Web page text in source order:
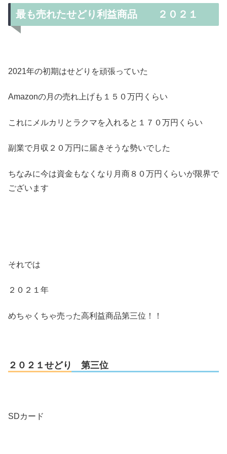
最も売れたせどり利益商品 ２０２１
2021年の初期はせどりを頑張っていた
Amazonの月の売れ上げも１５０万円くらい
これにメルカリとラクマを入れると１７０万円くらい
副業で月収２０万円に届きそうな勢いでした
ちなみに今は資金もなくなり月商８０万円くらいが限界で
ございます
それでは
２０２１年
めちゃくちゃ売った高利益商品第三位！！
２０２１せどり 第三位
SDカード